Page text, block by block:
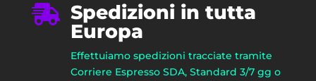
 Spedizioni in tutta
Europa
Effettuiamo spedizioni tracciate tramite
Corriere Espresso SDA, Standard 3/7 gg o